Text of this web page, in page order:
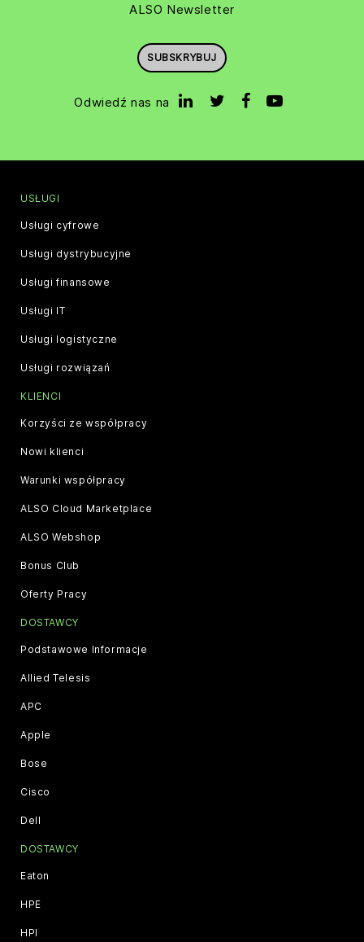
ALSO Newsletter
SUBSKRYBUJ
Odwiedź nas na
USŁUGI
Usługi cyfrowe
Usługi dystrybucyjne
Usługi finansowe
Usługi IT
Usługi logistyczne
Usługi rozwiązań
KLIENCI
Korzyści ze współpracy
Nowi klienci
Warunki współpracy
ALSO Cloud Marketplace
ALSO Webshop
Bonus Club
Oferty Pracy
DOSTAWCY
Podstawowe Informacje
Allied Telesis
APC
Apple
Bose
Cisco
Dell
DOSTAWCY
Eaton
HPE
HPI